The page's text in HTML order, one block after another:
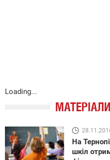
Loading...
На
шкіл